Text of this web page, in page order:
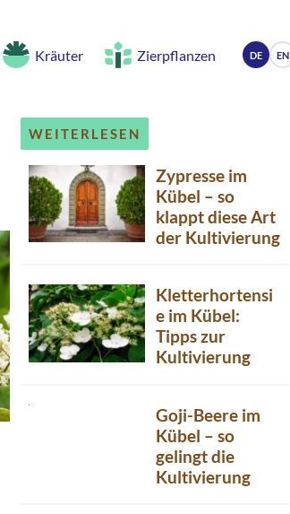
Kräuter Zierpflanzen DE EN
WEITERLESEN
Zypresse im
Kübel – so
klappt diese Art
der Kultivierung
Kletterhortensi
e im Kübel:
Tipps zur
Kultivierung
Goji-Beere im
Kübel – so
gelingt die
Kultivierung